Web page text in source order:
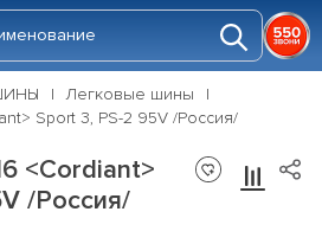
Легковые шины
Sport 3, PS-2 95V /Россия/
<Cordiant>
/Россия/